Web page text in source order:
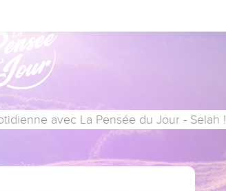
avec La Pensée du Jour - Selah !